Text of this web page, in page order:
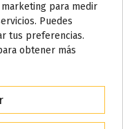
3 MG
días
para medir
Puedes
tus preferencias.
obtener más